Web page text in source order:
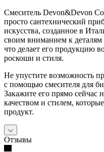
Смеситель Devon&Devon
просто сантехнический
искусства, созданное в
своим вниманием к деталям
что делает его продукцию
роскоши и стиля.
Не упустите возможность
с помощью смесителя для
Закажите его прямо сейчас
качеством и стилем,
продукт.
Отзывы